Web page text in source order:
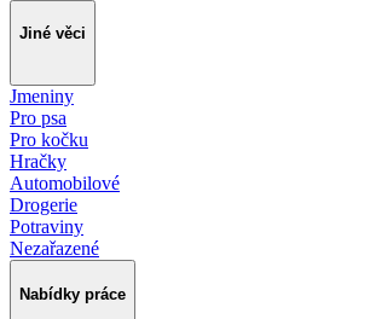
Jiné věci
Jmeniny
Pro psa
Pro kočku
Hračky
Automobilové
Drogerie
Potraviny
Nezařazené
Nabídky práce